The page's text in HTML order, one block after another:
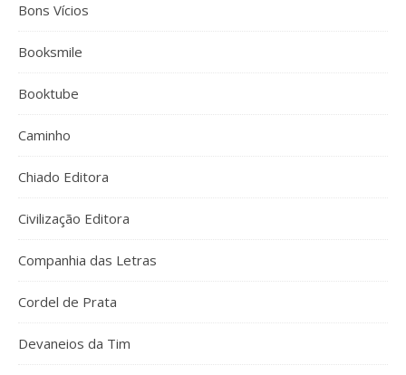
Bons Vícios
Booksmile
Booktube
Caminho
Chiado Editora
Civilização Editora
Companhia das Letras
Cordel de Prata
Devaneios da Tim